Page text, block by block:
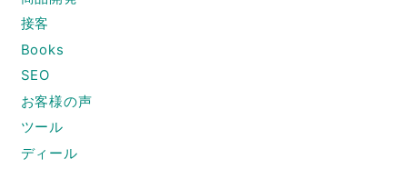
接客
Books
SEO
お客様の声
ツール
ディール